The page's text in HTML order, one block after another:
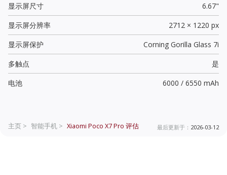
显示屏尺寸
6.67"
显示屏分辨率
2712 × 1220 px
显示屏保护
Corning Gorilla Glass 7i
多触点
是
电池
6000 / 6550 mAh
主页 > 智能手机 > Xiaomi Poco X7 Pro 评估 最后更新于： 2026-03-12